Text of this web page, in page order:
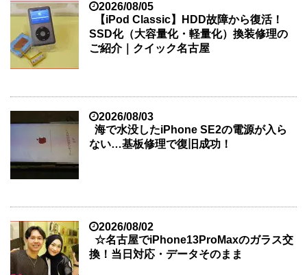
2026/08/05
【iPod Classic】HDD故障から復活！
SSD化（大容量化・軽量化）換装修理の
ご紹介｜クイック名古屋
2026/08/03
海で水没したiPhone SE2の電源が入ら
ない…基板修理で復旧成功！
2026/08/02
☆名古屋でiPhone13ProMaxのガラス交
換！当日対応・データそのまま